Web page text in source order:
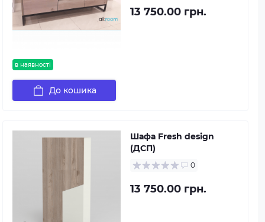
в наявності
13 750.00 грн.
До кошика
Шафа Fresh design
(ДСП)
0
13 750.00 грн.